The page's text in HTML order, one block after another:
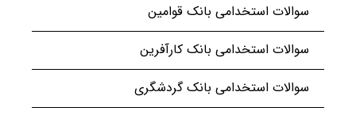
سوالات استخدامی بانک قوامین
سوالات استخدامی بانک کارآفرین
سوالات استخدامی بانک گردشگری